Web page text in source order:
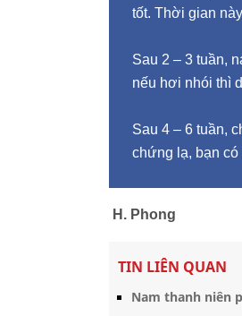
tốt. Thời gian
Sau 2 – 3 tuần,
nếu hơi nhói thì
Sau 4 – 6 tuần,
chứng lạ, bạn
H. Phong
TIN LIÊN QUAN
Nam thanh niên